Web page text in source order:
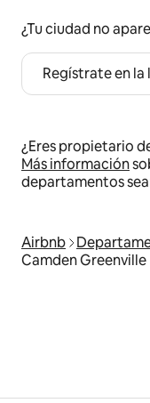
¿Tu ciudad no
Regístrate en la
¿Eres propietario
Más información
departamentos
Airbnb
Camden Greenville